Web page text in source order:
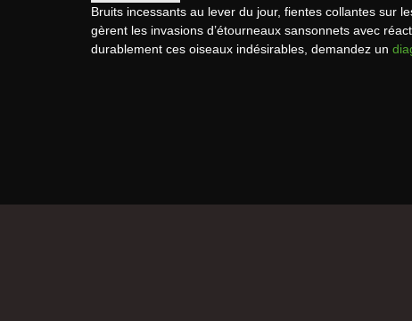
Bruits incessants au lever du jour, fientes collantes sur
gèrent les invasions d’étourneaux sansonnets avec
durablement ces oiseaux indésirables, demandez un